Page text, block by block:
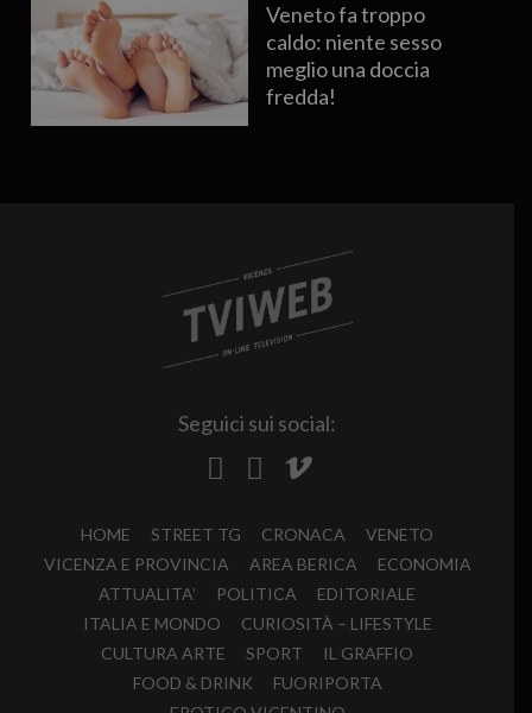
Veneto fa troppo
caldo: niente sesso
meglio una doccia
fredda!
Seguici sui social:
HOME STREET TG CRONACA
VENETO
VICENZA E PROVINCIA
AREA BERICA
ECONOMIA
ATTUALITA’
POLITICA
EDITORIALE
ITALIA E MONDO
CURIOSITÀ – LIFESTYLE
CULTURA ARTE
SPORT
IL GRAFFIO
FOOD & DRINK
FUORIPORTA